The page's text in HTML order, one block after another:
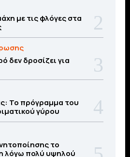
με τις φλόγες στα
δεν δροσίζει για
Το πρόγραμμα του
γύρου
το
λόγω πολύ υψηλού